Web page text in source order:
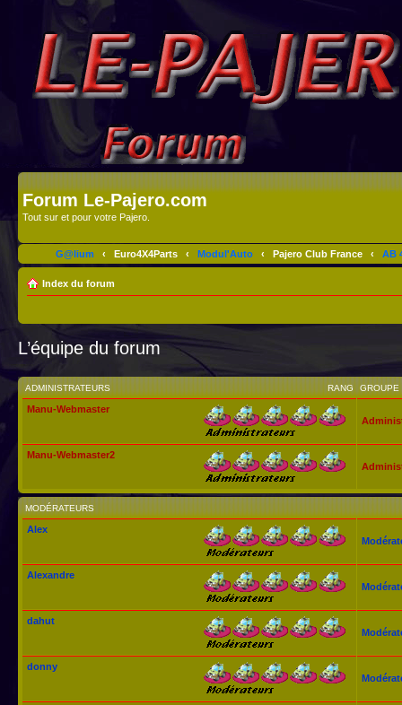
Forum Le-Pajero.com
Tout sur et pour votre Pajero.
G@lium ‹ Euro4X4Parts ‹ Modul'Auto ‹ Pajero Club France ‹ AB
Index du forum
L’équipe du forum
RANG
ADMINISTRATEURS GROUPE
Manu-Webmaster
Manu-Webmaster2
MODÉRATEURS
Alex
Alexandre
dahut
donny